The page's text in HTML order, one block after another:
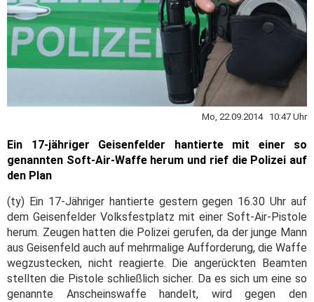
Mo, 22.09.2014 10:47 Uhr
Ein 17-jähriger Geisenfelder hantierte mit einer so
genannten Soft-Air-Waffe herum und rief die Polizei auf
den Plan
(ty) Ein 17-Jähriger hantierte gestern gegen 16.30 Uhr auf
dem Geisenfelder Volksfestplatz mit einer Soft-Air-Pistole
herum. Zeugen hatten die Polizei gerufen, da der junge Mann
aus Geisenfeld auch auf mehrmalige Aufforderung, die Waffe
wegzustecken, nicht reagierte. Die angerückten Beamten
stellten die Pistole schließlich sicher. Da es sich um eine so
genannte Anscheinswaffe handelt, wird gegen den